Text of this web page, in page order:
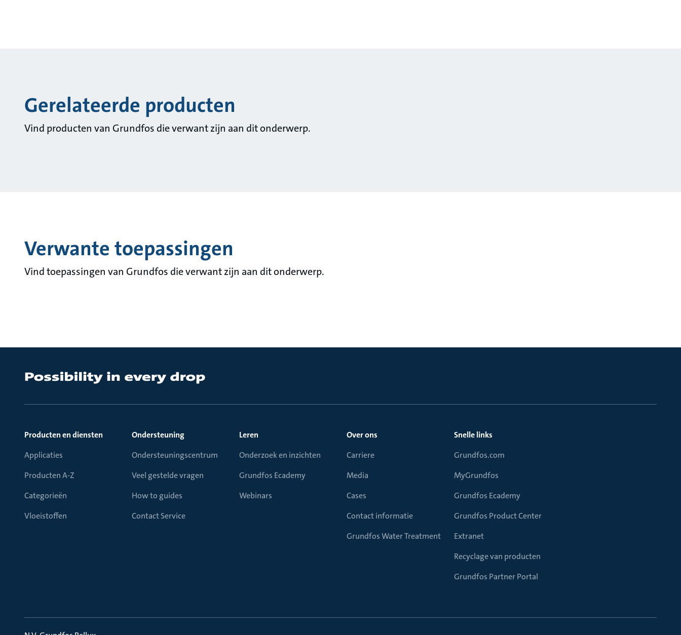
Gerelateerde producten
Vind producten van Grundfos die verwant zijn aan dit onderwerp.
Verwante toepassingen
Vind toepassingen van Grundfos die verwant zijn aan dit onderwerp.
Producten en diensten
Applicaties
Producten A-Z
Categorieën
Vloeistoffen
Ondersteuning
Ondersteuningscentrum
Veel gestelde vragen
How to guides
Contact Service
Leren
Onderzoek en inzichten
Grundfos Ecademy
Webinars
Over ons
Carriere
Media
Cases
Contact informatie
Grundfos Water Treatment
Snelle links
Grundfos.com
MyGrundfos
Grundfos Ecademy
Grundfos Product Center
Extranet
Recyclage van producten
Grundfos Partner Portal